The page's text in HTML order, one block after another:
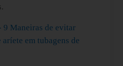
9 Maneiras de evitar
em tubagens de